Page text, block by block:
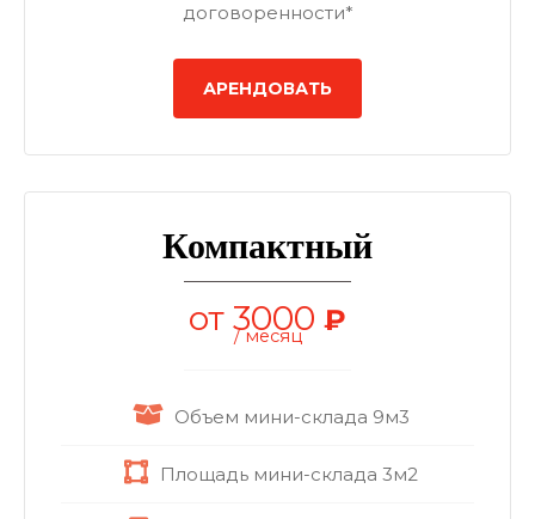
договоренности*
АРЕНДОВАТЬ
Компактный
от 3000 ₽
/ месяц
Объем мини-склада 9м3
Площадь мини-склада 3м2